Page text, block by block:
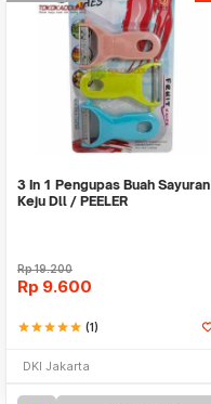
3 In 1 Pengupas Buah Sayuran
Keju Dll / PEELER
Rp19.200
Rp 9.600
starstarstarstarstar (1)
DKI Jakarta